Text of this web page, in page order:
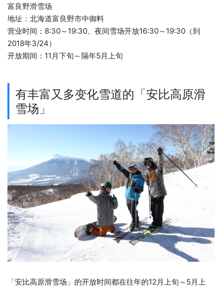
富良野滑雪场
地址：北海道富良野市中御料
营业时间：8:30～19:30、夜间雪场开放16:30～19:30（到
2018年3/24）
开放期间：11月下旬～隔年5月上旬
有丰富又多变化雪道的「安比高原滑
雪场」
「安比高原滑雪场」的开放时间都在往年的12月上旬～5月上